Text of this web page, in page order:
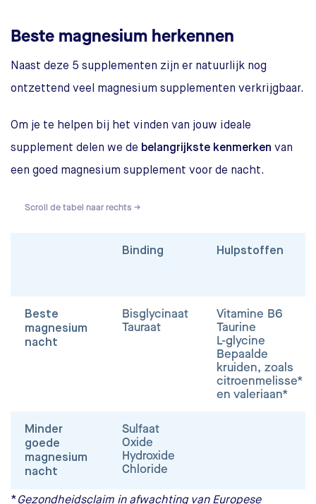
Beste magnesium herkennen
Naast deze 5 supplementen zijn er natuurlijk nog
ontzettend veel magnesium supplementen verkrijgbaar.
Om je te helpen bij het vinden van jouw ideale
supplement delen we de belangrijkste kenmerken van
een goed magnesium supplement voor de nacht.
Scroll de tabel naar rechts →
Binding Hulpstoffen
Beste
magnesium
nacht
Bisglycinaat
Tauraat
Vitamine B6
Taurine
L-glycine
Bepaalde
kruiden, zoals
citroenmelisse*
en valeriaan*
Minder
goede
magnesium
nacht
Sulfaat
Oxide
Hydroxide
Chloride
*Gezondheidsclaim in afwachting van Europese